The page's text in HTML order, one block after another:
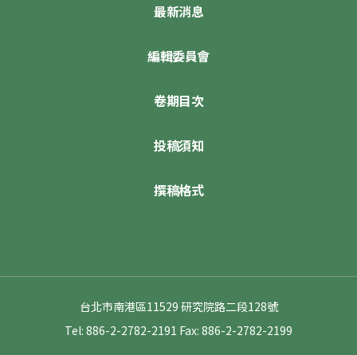
最新消息
編輯委員會
卷期目次
投稿須知
撰稿格式
台北市南港區11529 研究院路二段128號
Tel: 886-2-2782-2191 Fax: 886-2-2782-2199